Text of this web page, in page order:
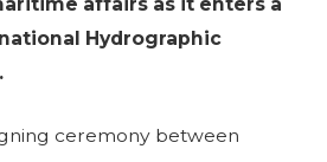
and Central Africa
Adalikwu has restated
Hydrographic
ceremony between